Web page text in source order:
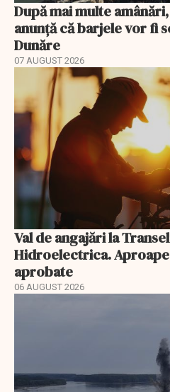
După mai multe
anunță că barjele vor fi
Dunăre
07 AUGUST 2026
Val de angajări la
Hidroelectrica.
aprobate
06 AUGUST 2026